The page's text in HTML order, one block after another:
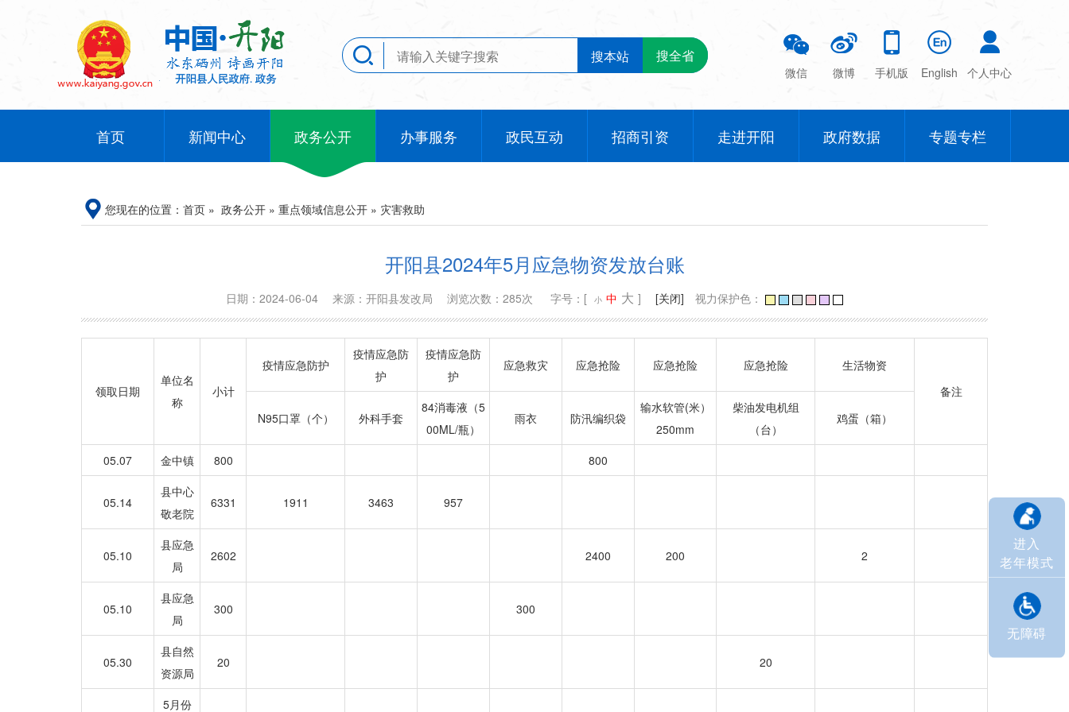
搜本站 搜全省
微信 微博 手机版 English 个人中心
首页 新闻中心 政务公开 办事服务 政民互动 招商引资 走进开阳 政府数据 专题专栏
进入
老年模式
无障碍
您现在的位置： 首页 » 政务公开 » 重点领域信息公开 » 灾害救助
开阳县2024年5月应急物资发放台账
日期：2024-06-04 来源：开阳县发改局 浏览次数：285次 字号：[ 小 中 大 ] [关闭] 视力保护色：
领取日期
单位名
称
小计
疫情应急防护
疫情应急防
护
疫情应急防
护
应急救灾 应急抢险 应急抢险 应急抢险
生活物资
备注
N95口罩（个）
外科手套
84消毒液（5
00ML/瓶）
雨衣 防汛编织袋
输水软管(米）
250mm
柴油发电机组
（台）
鸡蛋（箱）
05.07 金中镇 800 800
05.14
县中心
敬老院
6331 1911 3463 957
05.10
县应急
局
2602 2400 200 2
05.10
县应急
局
300 300
05.30
县自然
资源局
20 20
5月份